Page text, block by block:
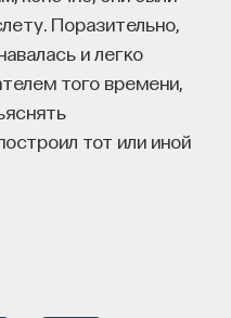
Поразительно,
и легко
того времени,
тот или иной